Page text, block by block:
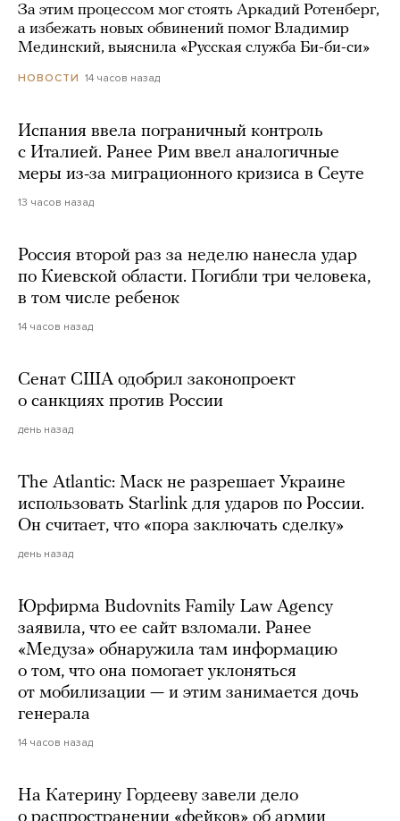
За этим процессом мог стоять Аркадий Ротенберг,
а избежать новых обвинений помог Владимир
Мединский, выяснила «Русская служба Би-би-си»
НОВОСТИ 14 часов назад
Испания ввела пограничный контроль
с Италией. Ранее Рим ввел аналогичные
меры из-за миграционного кризиса в Сеуте
13 часов назад
Россия второй раз за неделю нанесла удар
по Киевской области. Погибли три человека,
в том числе ребенок
14 часов назад
Сенат США одобрил законопроект
о санкциях против России
день назад
The Atlantic: Маск не разрешает Украине
использовать Starlink для ударов по России.
Он считает, что «пора заключать сделку»
день назад
Юрфирма Budovnits Family Law Agency
заявила, что ее сайт взломали. Ранее
«Медуза» обнаружила там информацию
о том, что она помогает уклоняться
от мобилизации — и этим занимается дочь
генерала
14 часов назад
На Катерину Гордееву завели дело
о распространении «фейков» об армии